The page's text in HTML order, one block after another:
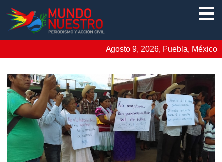
Agosto 9, 2026, Puebla, México